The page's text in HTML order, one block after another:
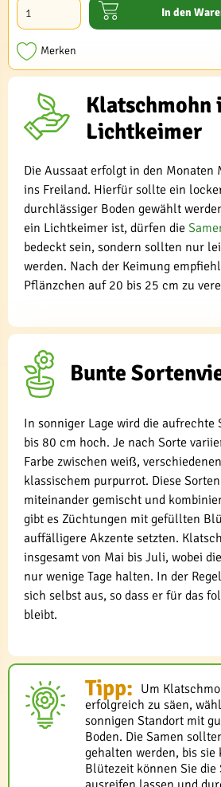
In den
Merken
Klatschmohn
Lichtkeimer
Die Aussaat erfolgt in den Monaten
ins Freiland. Hierfür sollte ein
durchlässiger Boden gewählt
ein Lichtkeimer ist, dürfen die
bedeckt sein, sondern sollten nur
werden. Nach der Keimung
Pflänzchen auf 20 bis 25 cm zu
Bunte
In sonniger Lage wird die aufrechte
bis 80 cm hoch. Je nach Sorte
Farbe zwischen weiß,
klassischem purpurrot. Diese
miteinander gemischt und
gibt es Züchtungen mit gefüllten
auffälligere Akzente setzten.
insgesamt von Mai bis Juli, wobei
nur wenige Tage halten. In der
sich selbst aus, so dass er für das
bleibt.
Tipp: Um
erfolgreich zu säen,
sonnigen Standort mit
Boden. Die Samen
gehalten werden, bis sie
Blütezeit können Sie die